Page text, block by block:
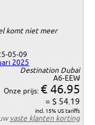
komt niet meer
05-09
2025
Destination Dubai
A6-EEW
Onze prijs: € 46.95
= $ 54.19
incl. 15% US tariffs
vaste klanten korting